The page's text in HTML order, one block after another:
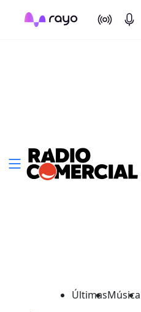
On Air
ÚltimasMúsica